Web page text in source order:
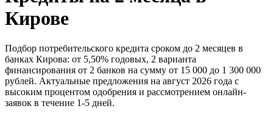
Кирове
Подбор потребительского кредита сроком до 2 месяцев в
банках Кирова: от 5,50% годовых, 2 варианта
финансирования от 2 банков на сумму от 15 000 до 1 300 000
рублей. Актуальные предложения на август 2026 года с
высоким процентом одобрения и рассмотрением онлайн-
заявок в течение 1-5 дней.